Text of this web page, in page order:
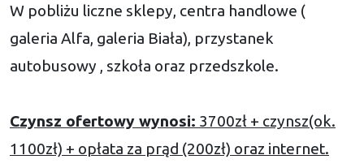
W pobliżu liczne sklepy, centra handlowe (
galeria Alfa, galeria Biała), przystanek
autobusowy , szkoła oraz przedszkole.
Czynsz ofertowy wynosi: 3700zł + czynsz(ok.
1100zł) + opłata za prąd (200zł) oraz internet.